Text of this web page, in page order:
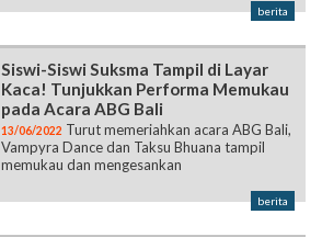
berita
Siswi-Siswi Suksma Tampil di Layar
Kaca! Tunjukkan Performa Memukau
pada Acara ABG Bali
13/06/2022 Turut memeriahkan acara ABG Bali,
Vampyra Dance dan Taksu Bhuana tampil
memukau dan mengesankan
berita